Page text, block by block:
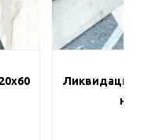
Ликвидация
на